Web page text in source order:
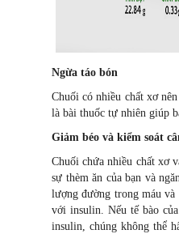
Ngừa táo bón
Chuối có nhiều chất xơ
là bài thuốc tự nhiên giúp
Giảm béo và kiểm soát
Chuối chứa nhiều chất xơ
sự thèm ăn của bạn và
lượng đường trong máu và
với insulin. Nếu tế bào
insulin, chúng không thể